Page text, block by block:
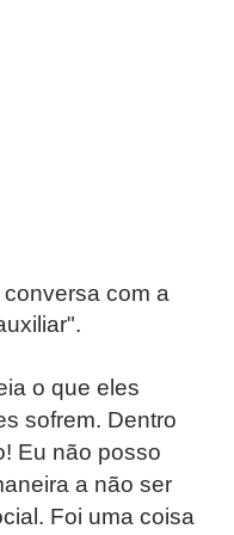
com a
o que eles
sofrem. Dentro
Eu não posso
a não ser
Foi uma coisa